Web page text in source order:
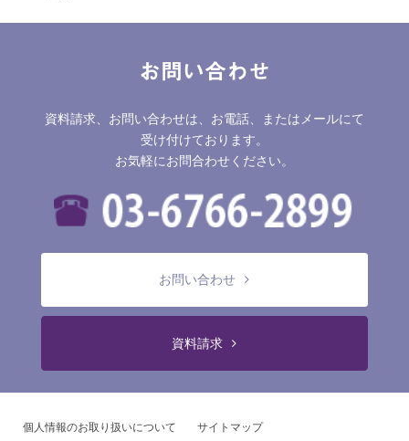
お問い合わせ
資料請求、お問い合わせは、お電話、またはメールにて
受け付けております。
お気軽にお問合わせください。
お問い合わせ
資料請求
個人情報のお取り扱いについて
サイトマップ